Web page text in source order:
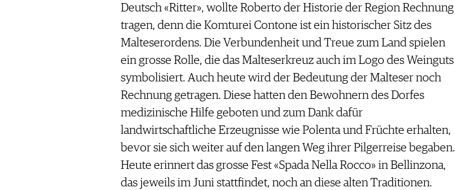
Deutsch «Ritter», wollte Roberto der Historie der Region Rechnung
tragen, denn die Komturei Contone ist ein historischer Sitz des
Malteserordens. Die Verbundenheit und Treue zum Land spielen
ein grosse Rolle, die das Malteserkreuz auch im Logo des Weinguts
symbolisiert. Auch heute wird der Bedeutung der Malteser noch
Rechnung getragen. Diese hatten den Bewohnern des Dorfes
medizinische Hilfe geboten und zum Dank dafür
landwirtschaftliche Erzeugnisse wie Polenta und Früchte erhalten,
bevor sie sich weiter auf den langen Weg ihrer Pilgerreise begaben.
Heute erinnert das grosse Fest «Spada Nella Rocco» in Bellinzona,
das jeweils im Juni stattfindet, noch an diese alten Traditionen.